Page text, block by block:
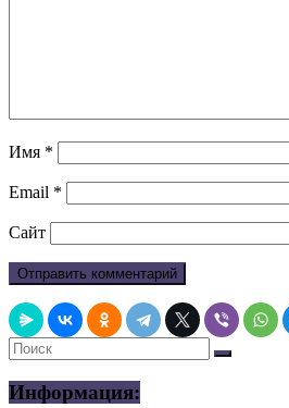
Имя *
Email *
Сайт
Информация: